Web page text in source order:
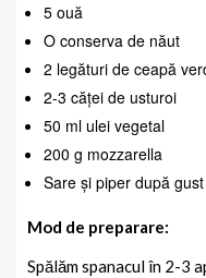
5 ouă
O conserva de năut
2 legături de ceapă
2-3 căței de usturoi
50 ml ulei vegetal
200 g mozzarella
Sare și piper după gust
Mod de preparare:
Spălăm spanacul în 2-3